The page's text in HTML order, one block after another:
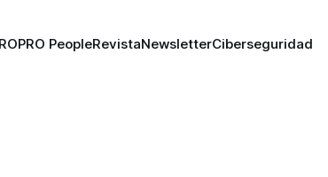
PRO PeopleRevistaNewsletterCiberseguridad